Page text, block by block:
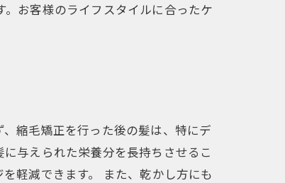
お客様のライフスタイルに合ったケ
縮毛矯正を行った後の髪は、特にデ
与えられた栄養分を長持ちさせるこ
軽減できます。 また、乾かし方にも